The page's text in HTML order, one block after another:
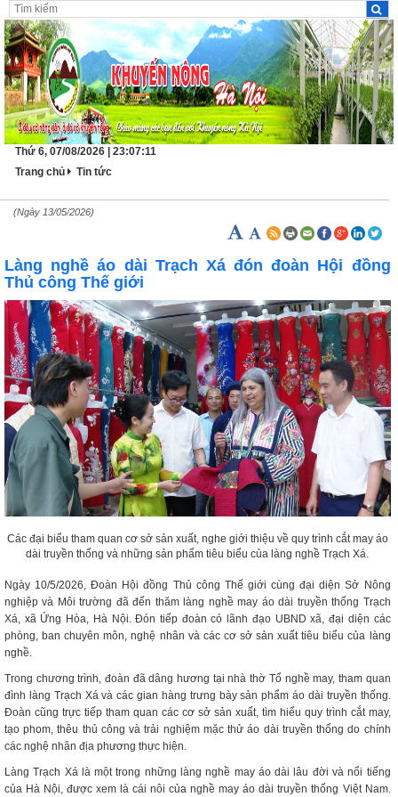
Thứ 6, 07/08/2026 | 23:07:12
Trang chủ
Tin tức
(Ngày 13/05/2026)
Làng nghề áo dài Trạch Xá đón đoàn Hội đồng
Thủ công Thế giới
Các đại biểu tham quan cơ sở sản xuất, nghe giới thiệu về quy trình cắt may áo
dài truyền thống và những sản phẩm tiêu biểu của làng nghề Trạch Xá.
Ngày 10/5/2026, Đoàn Hội đồng Thủ công Thế giới cùng đại diện Sở Nông
nghiệp và Môi trường đã đến thăm làng nghề may áo dài truyền thống Trạch
Xá, xã Ứng Hòa, Hà Nội. Đón tiếp đoàn có lãnh đạo UBND xã, đại diện các
phòng, ban chuyên môn, nghệ nhân và các cơ sở sản xuất tiêu biểu của làng
nghề.
Trong chương trình, đoàn đã dâng hương tại nhà thờ Tổ nghề may, tham quan
đình làng Trạch Xá và các gian hàng trưng bày sản phẩm áo dài truyền thống.
Đoàn cũng trực tiếp tham quan các cơ sở sản xuất, tìm hiểu quy trình cắt may,
tạo phom, thêu thủ công và trải nghiệm mặc thử áo dài truyền thống do chính
các nghệ nhân địa phương thực hiện.
Làng Trạch Xá là một trong những làng nghề may áo dài lâu đời và nổi tiếng
của Hà Nội, được xem là cái nôi của nghề may áo dài truyền thống Việt Nam.